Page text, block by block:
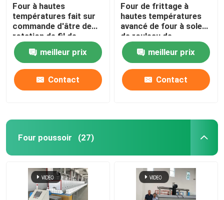
Four à hautes
températures fait sur
commande d'âtre de
rotation de fil de
résistance pour
l'agglomération de
matériaux de batterie
au lithium
meilleur prix
Contact
Four de frittage à
hautes températures
avancé de four à sole
de rouleau de
matériaux en
céramiquemeilleur prix
Contact
Four poussoir (27)